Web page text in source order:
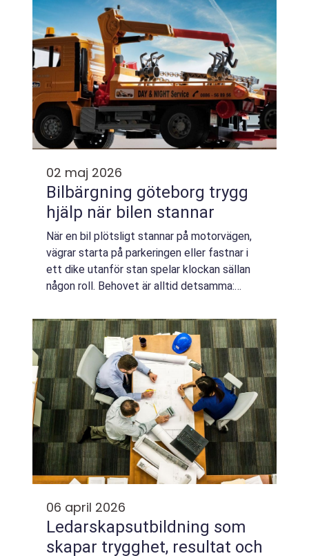
02 maj 2026
Bilbärgning göteborg trygg
hjälp när bilen stannar
När en bil plötsligt stannar på motorvägen,
vägrar starta på parkeringen eller fastnar i
ett dike utanför stan spelar klockan sällan
någon roll. Behovet är alltid detsamma:
Bilbärgning Göteborg handlar därför int...
06 april 2026
Ledarskapsutbildning som
skapar trygghet, resultat och